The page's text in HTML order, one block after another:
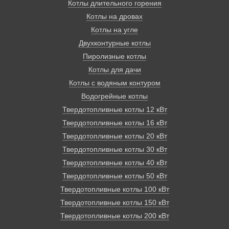
до другой может занимать до 12 часов.
Отопление дома, основанное на твердотопливном
котле, экологически безопасно, просто и надежно.
Котлы длительного горения
Котлы на дровах
Котлы на угле
Двухконтурные котлы
Пиролизные котлы
Котлы для дачи
Котлы с водяным контуром
Водогрейные котлы
Твердотопливные котлы 12 кВт
Твердотопливные котлы 16 кВт
Твердотопливные котлы 20 кВт
Твердотопливные котлы 30 кВт
Твердотопливные котлы 40 кВт
Твердотопливные котлы 50 кВт
Твердотопливные котлы 100 кВт
Твердотопливные котлы 150 кВт
Твердотопливные котлы 200 кВт